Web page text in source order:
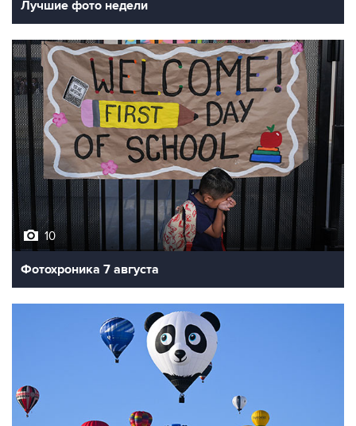
Лучшие фото недели
10
Фотохроника 7 августа